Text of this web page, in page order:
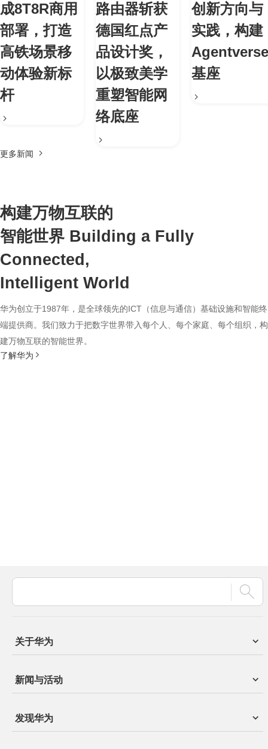
成8T8R商用
部署，打造
高铁场景移
动体验新标
杆
路由器斩获
德国红点产
品设计奖，
以极致美学
重塑智能网
络底座
创新方向与
实践，构建
Agentverse
基座
更多新闻
构建万物互联的
智能世界 Building a Fully
Connected,
Intelligent World
华为创立于1987年，是全球领先的ICT（信息与通信）基础设施和智能终
端提供商。我们致力于把数字世界带入每个人、每个家庭、每个组织，构
建万物互联的智能世界。
了解华为
关于华为
新闻与活动
发现华为